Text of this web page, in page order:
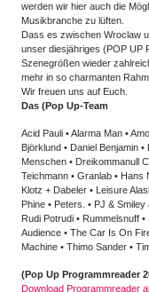
werden wir hier auch die
Musikbranche zu lüften.
Dass es zwischen Wroclaw
unser diesjähriges (POP UP
Szenegrößen wieder
mehr in so charmanten
Wir freuen uns auf Euch.
Das (Pop Up-Team
Acid Pauli • Alarma Man •
Björklund • Daniel Benjamin
Menschen • Dreikommanull
Teichmann • Granlab • Hans
Klotz + Dabeler • Leisure
Phine • Peters. • PJ &
Rudi Potrudi • Rummelsnuff
Audience • The Car Is On
Machine • Thimo Sander •
(Pop Up Programmreader
Download Programmreader